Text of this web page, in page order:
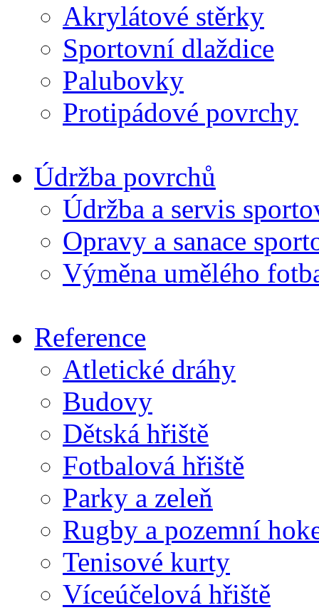
Akrylátové stěrky
Sportovní dlaždice
Palubovky
Protipádové povrchy
Údržba povrchů
Údržba a servis
Opravy a sanace
Výměna umělého
Reference
Atletické dráhy
Budovy
Dětská hřiště
Fotbalová hřiště
Parky a zeleň
Rugby a pozemní
Tenisové kurty
Víceúčelová hřiště